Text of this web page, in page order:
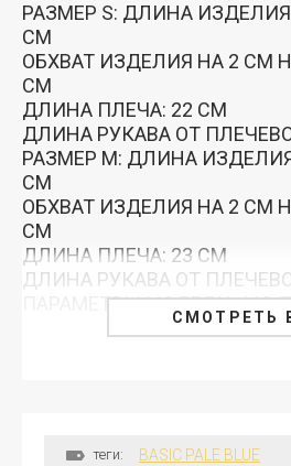
РАЗМЕР S: ДЛИНА
СМ
ОБХВАТ ИЗДЕЛИЯ НА 2 СМ
СМ
ДЛИНА ПЛЕЧА: 22 СМ
ДЛИНА РУКАВА ОТ
РАЗМЕР M: ДЛИНА
СМ
ОБХВАТ ИЗДЕЛИЯ НА 2 СМ
СМ
ДЛИНА ПЛЕЧА: 23 СМ
ДЛИНА РУКАВА ОТ
ПАРАМЕТРЫ МОДЕЛИ: 169/
СМОТРЕТЬ
теги: BASIC PALE BLUE